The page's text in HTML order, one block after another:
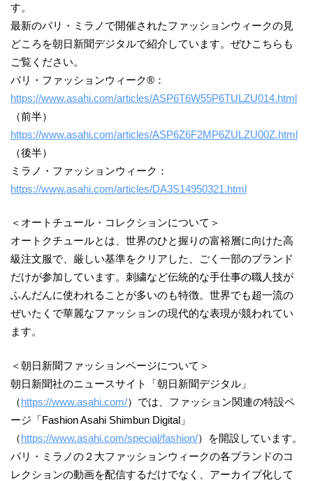
す。
最新のパリ・ミラノで開催されたファッションウィークの見
どころを朝日新聞デジタルで紹介しています。ぜひこちらも
ご覧ください。
パリ・ファッションウィーク®：
https://www.asahi.com/articles/ASP6T6W55P6TULZU014.html
（前半）
https://www.asahi.com/articles/ASP6Z6F2MP6ZULZU00Z.html
（後半）
ミラノ・ファッションウィーク：
https://www.asahi.com/articles/DA3S14950321.html
＜オートチュール・コレクションについて＞
オートクチュールとは、世界のひと握りの富裕層に向けた高
級注文服で、厳しい基準をクリアした、ごく一部のブランド
だけが参加しています。刺繍など伝統的な手仕事の職人技が
ふんだんに使われることが多いのも特徴。世界でも超一流の
ぜいたくで華麗なファッションの現代的な表現が競われてい
ます。
＜朝日新聞ファッションページについて＞
朝日新聞社のニュースサイト「朝日新聞デジタル」
（https://www.asahi.com/）では、ファッション関連の特設ペ
ージ「Fashion Asahi Shimbun Digital」
（https://www.asahi.com/special/fashion/）を開設しています。
パリ・ミラノの２大ファッションウィークの各ブランドのコ
レクションの動画を配信するだけでなく、アーカイブ化して